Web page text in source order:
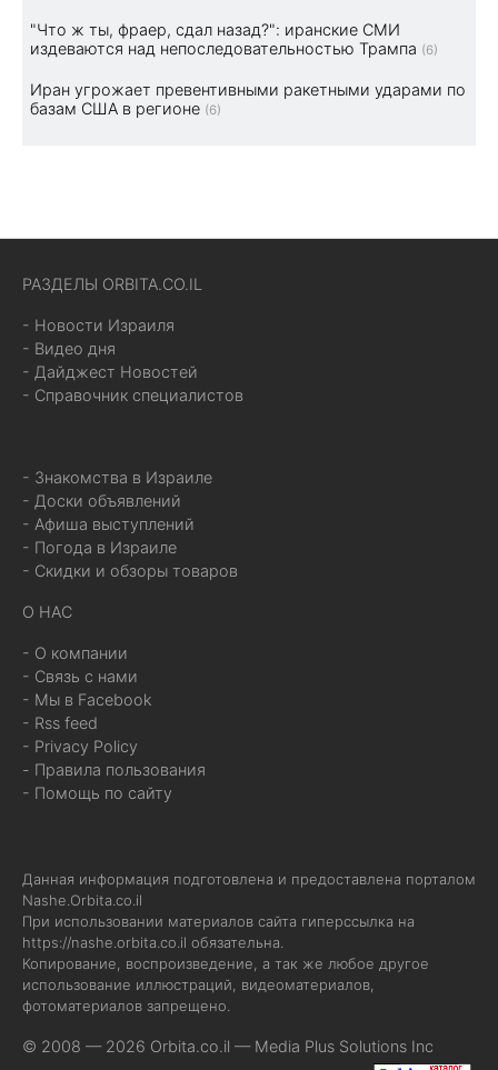
"Что ж ты, фраер, сдал назад?": иранские СМИ
издеваются над непоследовательностью Трампа (6)
Иран угрожает превентивными ракетными ударами по
базам США в регионе (6)
РАЗДЕЛЫ ORBITA.CO.IL
- Новости Израиля
- Видео дня
- Дайджест Новостей
- Справочник специалистов
- Знакомства в Израиле
- Доски объявлений
- Афиша выступлений
- Погода в Израиле
- Скидки и обзоры товаров
О НАС
- О компании
- Связь с нами
- Мы в Facebook
- Rss feed
- Privacy Policy
- Правила пользования
- Помощь по сайту
Данная информация подготовлена и предоставлена порталом
Nashe.Orbita.co.il
При использовании материалов сайта гиперссылка на
https://nashe.orbita.co.il обязательна.
Копирование, воспроизведение, а так же любое другое
использование иллюстраций, видеоматериалов,
фотоматериалов запрещено.
© 2008 — 2026 Orbita.co.il — Media Plus Solutions Inc